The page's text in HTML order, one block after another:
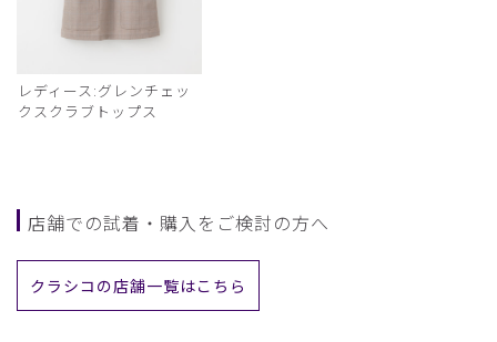
レディース:グレンチェッ
クスクラブトップス
店舗での試着・購入をご検討の方へ
クラシコの店舗一覧はこちら